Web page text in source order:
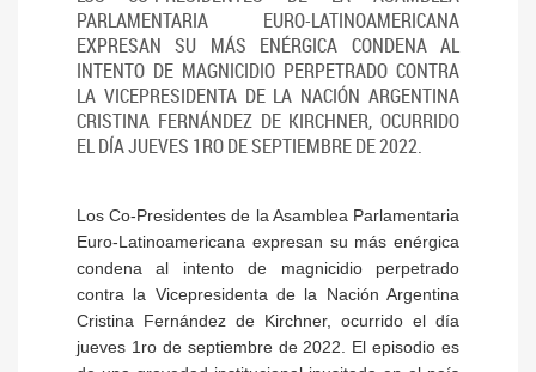
PARLAMENTARIA EURO-LATINOAMERICANA
EXPRESAN SU MÁS ENÉRGICA CONDENA AL
INTENTO DE MAGNICIDIO PERPETRADO CONTRA
LA VICEPRESIDENTA DE LA NACIÓN ARGENTINA
CRISTINA FERNÁNDEZ DE KIRCHNER, OCURRIDO
EL DÍA JUEVES 1RO DE SEPTIEMBRE DE 2022.
Los Co-Presidentes de la Asamblea Parlamentaria
Euro-Latinoamericana expresan su más enérgica
condena al intento de magnicidio perpetrado
contra la Vicepresidenta de la Nación Argentina
Cristina Fernández de Kirchner, ocurrido el día
jueves 1ro de septiembre de 2022. El episodio es